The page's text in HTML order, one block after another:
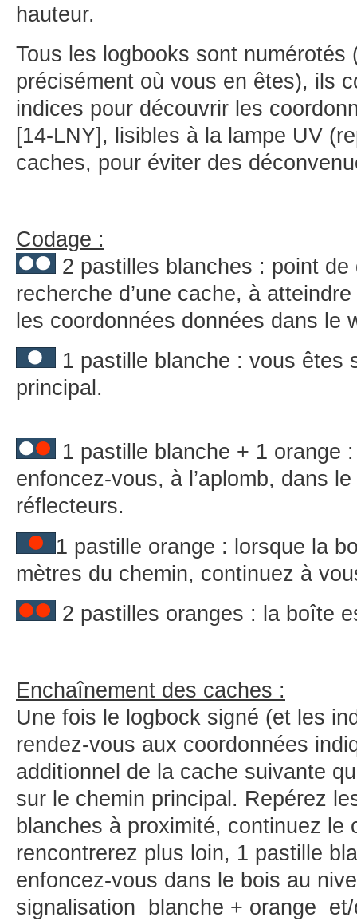
hauteur.
Tous les logbooks sont numérotés
précisément où vous en êtes), ils
indices pour découvrir les
[14-LNY], lisibles à la lampe UV
caches, pour éviter des
Codage :
2 pastilles blanches : point de
recherche d’une cache, à
les coordonnées données dans le
1 pastille blanche : vous êtes
principal.
1 pastille blanche + 1 orange
enfoncez-vous, à l’aplomb, dans
réflecteurs.
1 pastille orange : lorsque la
mètres du chemin, continuez à
2 pastilles oranges : la boîte
Enchaînement des caches :
Une fois le logbock signé (et les
rendez-vous aux coordonnées
additionnel de la cache suivante
sur le chemin principal. Repérez
blanches à proximité, continuez le
rencontrerez plus loin, 1 pastille
enfoncez-vous dans le bois au
signalisation blanche + orange